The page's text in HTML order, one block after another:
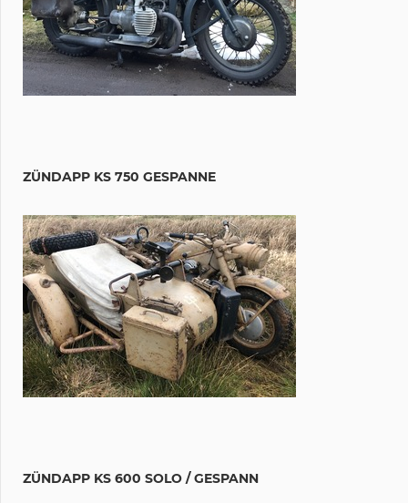
ZÜNDAPP KS 750 GESPANNE
ZÜNDAPP KS 600 SOLO / GESPANN